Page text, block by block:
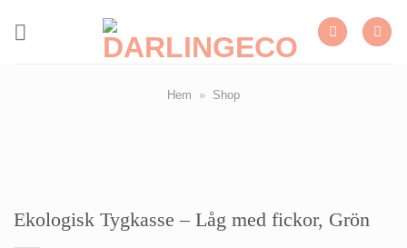
Hem » Shop
Ekologisk Tygkasse – Låg med fickor, Grön